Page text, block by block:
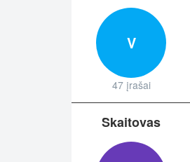
V
47 įrašai
Skaitovas